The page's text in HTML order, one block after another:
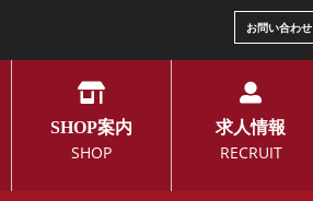
お問い合わせ
SHOP案内
SHOP
求人情報
RECRUIT